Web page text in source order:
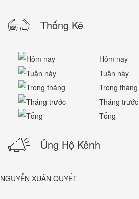
Thống Kê
Hôm nay
Tuần này
Trong tháng
Tháng trước
Tổng
Ủng Hộ Kênh
NGUYỄN XUÂN QUYẾT